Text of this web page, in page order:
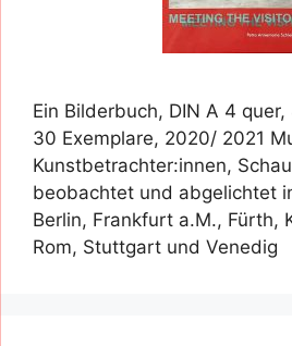
Ein Bilderbuch, DIN A 4
30 Exemplare, 2020/ 2021
Kunstbetrachter:innen,
beobachtet und abgelichtet
Berlin, Frankfurt a.M., Fürth,
Rom, Stuttgart und Venedig